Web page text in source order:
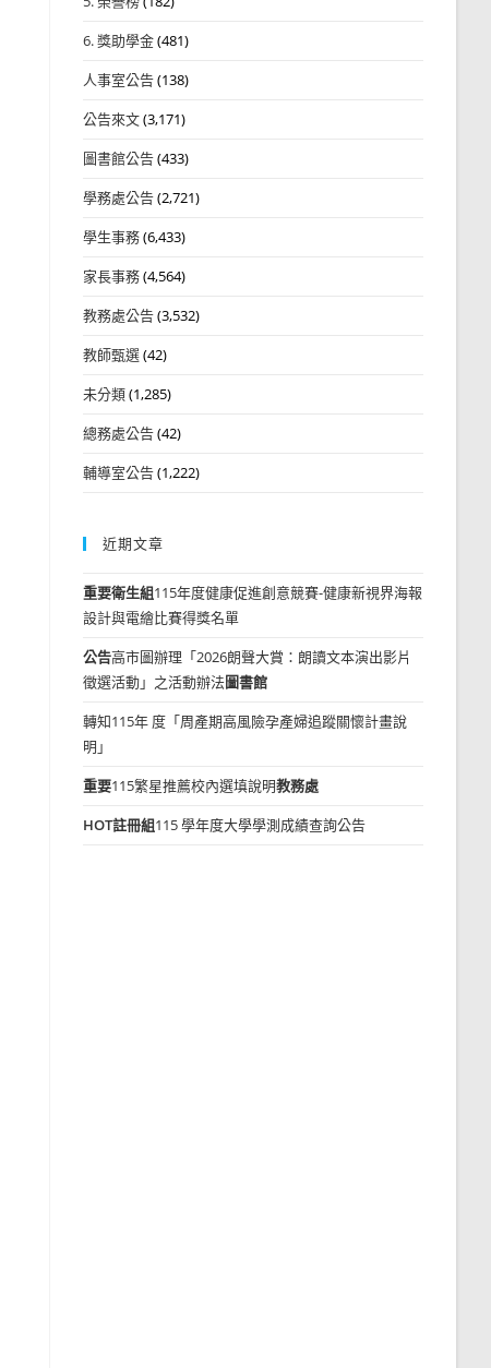
6. 獎助學金(481)
人事室公告(138)
公告來文(3,171)
圖書館公告(433)
學務處公告(2,721)
學生事務(6,433)
家長事務(4,564)
教務處公告(3,532)
教師甄選(42)
未分類(1,285)
總務處公告(42)
輔導室公告(1,222)
近期文章
重要衛生組115年度健康促進創意競賽-健康新視界海報
設計與電繪比賽得獎名單
公告高市圖辦理「2026朗聲大賞：朗讀文本演出影片
徵選活動」之活動辦法圖書館
轉知115年 度「周產期高風險孕產婦追蹤關懷計畫說
明」
重要115繁星推薦校內選填說明教務處
HOT註冊組115 學年度大學學測成績查詢公告